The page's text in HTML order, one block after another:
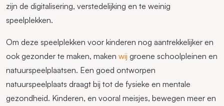
zijn de digitalisering, verstedelijking en te weinig
speelplekken.
Om deze speelplekken voor kinderen nog aantrekkelijker en
ook gezonder te maken, maken wij groene schoolpleinen en
natuurspeelplaatsen. Een goed ontworpen
natuurspeelplaats draagt bij tot de fysieke en mentale
gezondheid. Kinderen, en vooral meisjes, bewegen meer en